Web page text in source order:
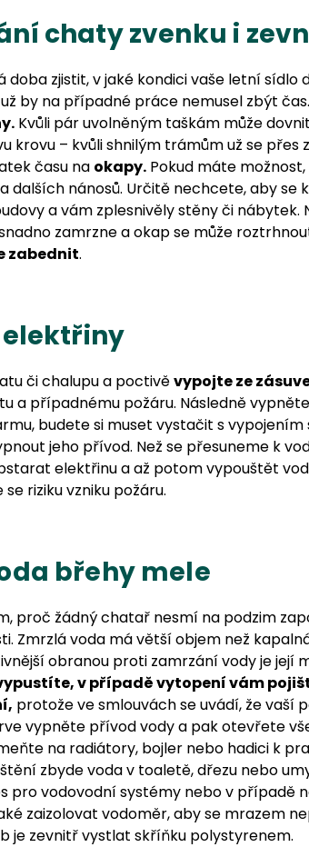
chaty zvenku i
doba zjistit, v jaké kondici vaše letní sídlo
by na případné práce nemusel zbýt
Kvůli pár uvolněným taškám může
krovu – kvůli shnilým trámům už se přes
času na okapy. Pokud máte
dalších nánosů. Určitě nechcete, aby se
a vám zplesnivěly stěny či nábytek.
zamrzne a okap se může
zabednit.
či chalupu a poctivěvypojte ze
a případnému požáru. Následně
budete si muset vystačit s
jeho přívod. Než se přesuneme k
elektřinu a až potom vypouštět
se riziku vzniku požáru.
břehy mele
proč žádný chatař nesmí na podzim
Zmrzlá voda má větší objem než
obranou proti zamrzání vody je její
v případě vytopení vám
protože ve smlouvách se uvádí, že vaší
vypněte přívod vody a pak otevřete
na radiátory, bojler nebo hadici k
zbyde voda v toaletě, dřezu nebo
pro vodovodní systémy nebo v případě
zaizolovat vodoměr, aby se mrazem
je zevnitř vystlat skříňku polystyrenem.